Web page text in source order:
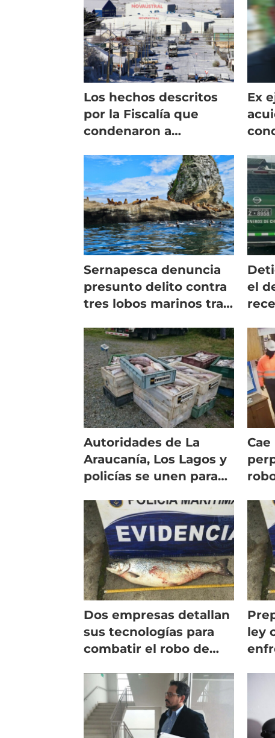
Los hechos descritos
por la Fiscalía que
condenaron a
Austral
Ex
Sernapesca denuncia
presunto delito contra
tres lobos marinos tras
salmonicultora
el
Autoridades de La
Araucanía, Los Lagos y
policías se unen para
salmones
Dos empresas detallan
sus tecnologías para
combatir el robo de
ley